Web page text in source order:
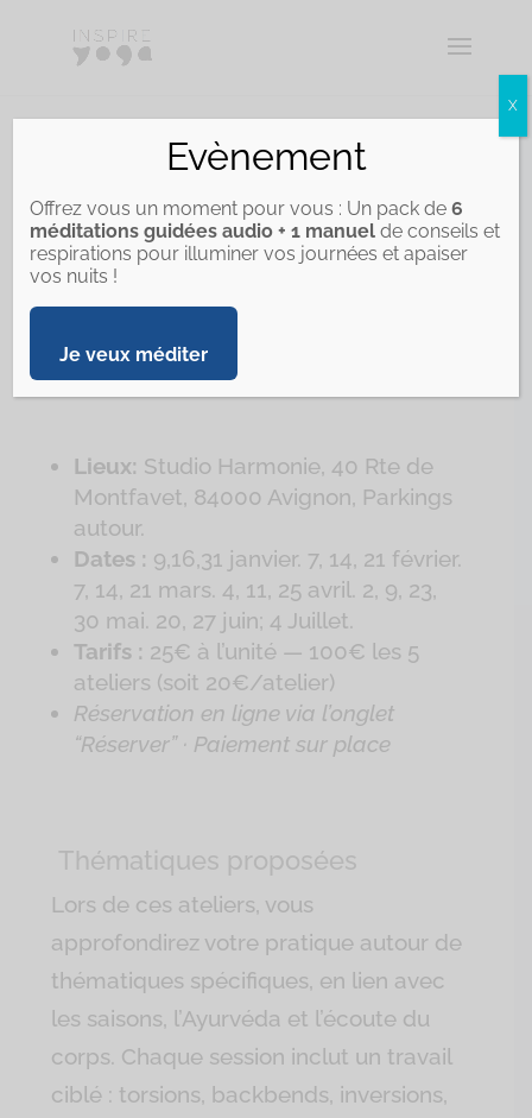
ATELIERS DU SAMEDI
10H-12H
ATELIERS YOGA – TRIMESTRE 2
(2026)
Lieux: Studio Harmonie, 40 Rte de
Montfavet, 84000 Avignon, Parkings
autour.
Dates : 9,16,31 janvier. 7, 14, 21 février.
7, 14, 21 mars. 4, 11, 25 avril. 2, 9, 23,
30 mai. 20, 27 juin; 4 Juillet.
Tarifs : 25€ à l’unité — 100€ les 5
ateliers (soit 20€/atelier)
Réservation en ligne via l’onglet
“Réserver” · Paiement sur place
Thématiques proposées
Lors de ces ateliers, vous
approfondirez votre pratique autour de
thématiques spécifiques, en lien avec
les saisons, l’Ayurvéda et l’écoute du
corps. Chaque session inclut un travail
ciblé : torsions, backbends, inversions,
Evènement
Offrez vous un moment pour vous : Un pack de6
méditations guidées audio + 1 manuel de conseils et
respirations pour illuminer vos journées et apaiser
vos nuits !
Je veux méditer
X